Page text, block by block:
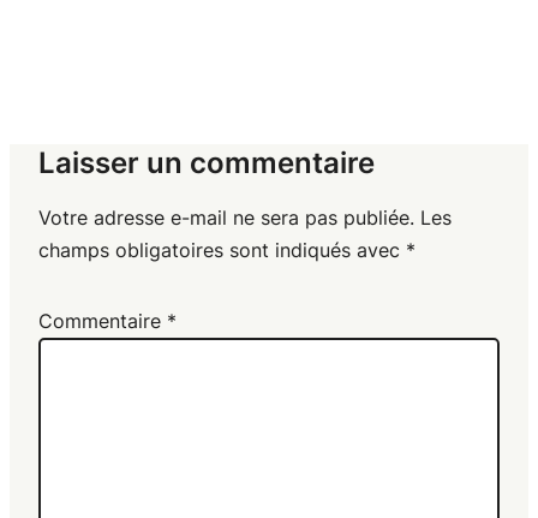
Laisser un commentaire
Votre adresse e-mail ne sera pas publiée. Les
champs obligatoires sont indiqués avec *
Commentaire *